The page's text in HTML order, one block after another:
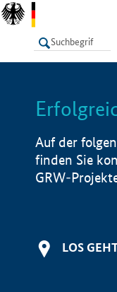
LISTE
Auf der
finden Sie
GRW-
LOS